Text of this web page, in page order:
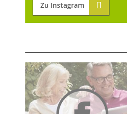
Zu Instagram